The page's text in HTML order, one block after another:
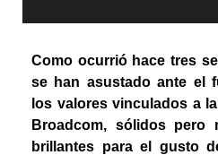
Como ocurrió hace tres
se han asustado ante el
los valores vinculados a
Broadcom, sólidos pero
brillantes para el gusto